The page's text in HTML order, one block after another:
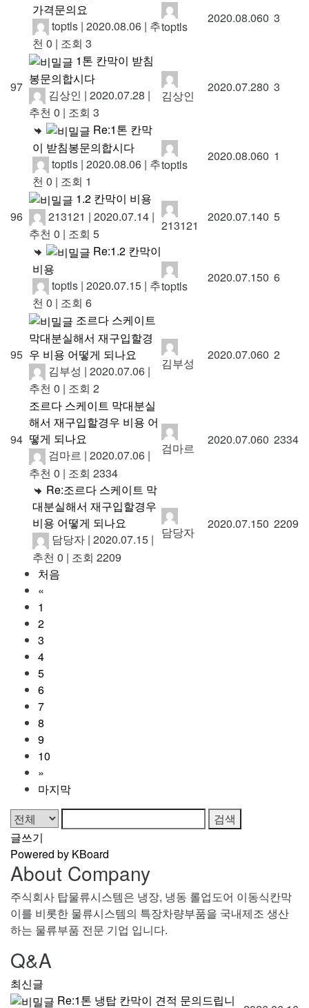
가격문의요
toptls | 2020.08.06 | 추
천 0 | 조회 3
toptls
2020.08.060 3
97
1톤 칸막이 받침
봉문의합시다
김상인 | 2020.07.28 |
추천 0 | 조회 3
김상인
2020.07.280 3
Re:1톤 칸막
이 받침봉문의합시다
toptls | 2020.08.06 | 추
천 0 | 조회 1
toptls
2020.08.060 1
96
1.2 칸막이 비용
213121 | 2020.07.14 |
추천 0 | 조회 5
213121
2020.07.140 5
Re:1.2 칸막이
비용
toptls | 2020.07.15 | 추
천 0 | 조회 6
toptls
2020.07.150 6
95
조르다 스케이트
막대분실해서 재구입할경
우 비용 어떻게 되나요
김부성 | 2020.07.06 |
추천 0 | 조회 2
김부성
2020.07.060 2
94
조르다 스케이트 막대분실
해서 재구입할경우 비용 어
떻게 되나요
검마르 | 2020.07.06 |
추천 0 | 조회 2334
검마르
2020.07.060 2334
Re:조르다 스케이트 막
대분실해서 재구입할경우
비용 어떻게 되나요
담당자 | 2020.07.15 |
추천 0 | 조회 2209
담당자
2020.07.150 2209
처음
«
1
2
3
4
5
6
7
8
9
10
»
마지막
검색
글쓰기
Powered by KBoard
About Company
주식회사 탑물류시스템은 냉장, 냉동 롤업도어 이동식칸막
이를 비롯한 물류시스템의 특장차량부품을 국내제조 생산
하는 물류부품 전문 기업 입니다.
Q&A
최신글
Re:1톤 냉탑 칸막이 견적 문의드립니